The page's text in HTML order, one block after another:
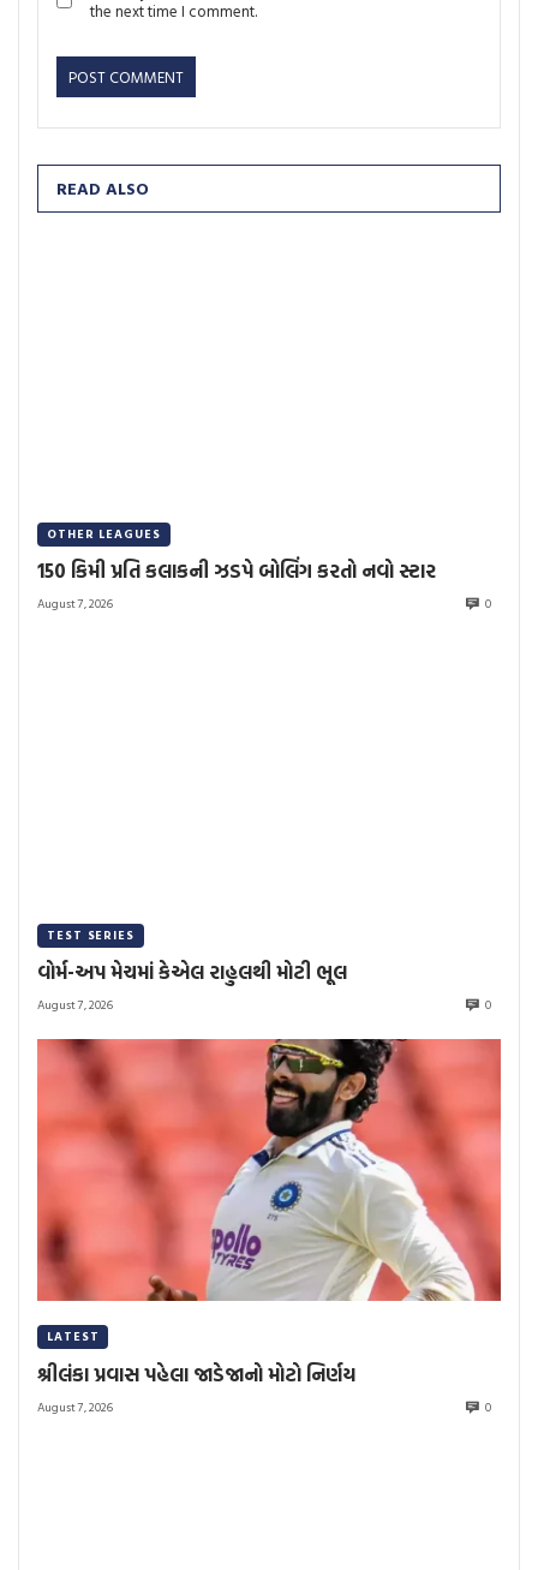
the next time I comment.
READ ALSO
OTHER LEAGUES
150 કિમી પ્રતિ કલાકની ઝડપે બોલિંગ કરતો નવો સ્ટાર
August 7, 2026 0
TEST SERIES
વોર્મ-અપ મેચમાં કેએલ રાહુલથી મોટી ભૂલ
August 7, 2026 0
LATEST
શ્રીલંકા પ્રવાસ પહેલા જાડેજાનો મોટો નિર્ણય
August 7, 2026 0